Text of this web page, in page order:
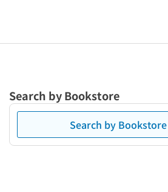
Search by Bookstore
Search by Bookstore